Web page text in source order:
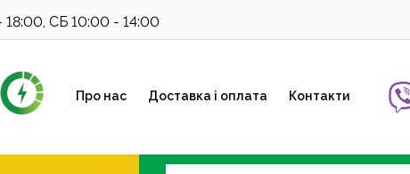
СБ 10:00 - 14:00
Про нас Доставка і оплата Контакти